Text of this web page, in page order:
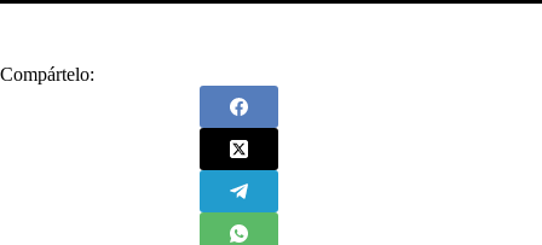
Compártelo: